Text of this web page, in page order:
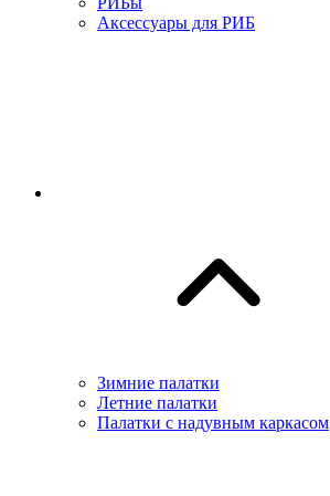
Аксессуары для РИБ
Зимние палатки
Летние палатки
Палатки с надувным каркасом